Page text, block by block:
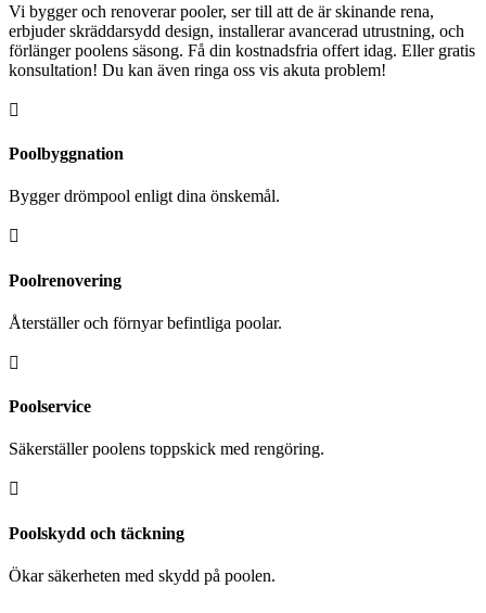
Vi bygger och renoverar pooler, ser till att de är skinande rena,
erbjuder skräddarsydd design, installerar avancerad utrustning, och
förlänger poolens säsong. Få din kostnadsfria offert idag. Eller gratis
konsultation! Du kan även ringa oss vis akuta problem!

Poolbyggnation
Bygger drömpool enligt dina önskemål.

Poolrenovering
Återställer och förnyar befintliga poolar.

Poolservice
Säkerställer poolens toppskick med rengöring.

Poolskydd och täckning
Ökar säkerheten med skydd på poolen.